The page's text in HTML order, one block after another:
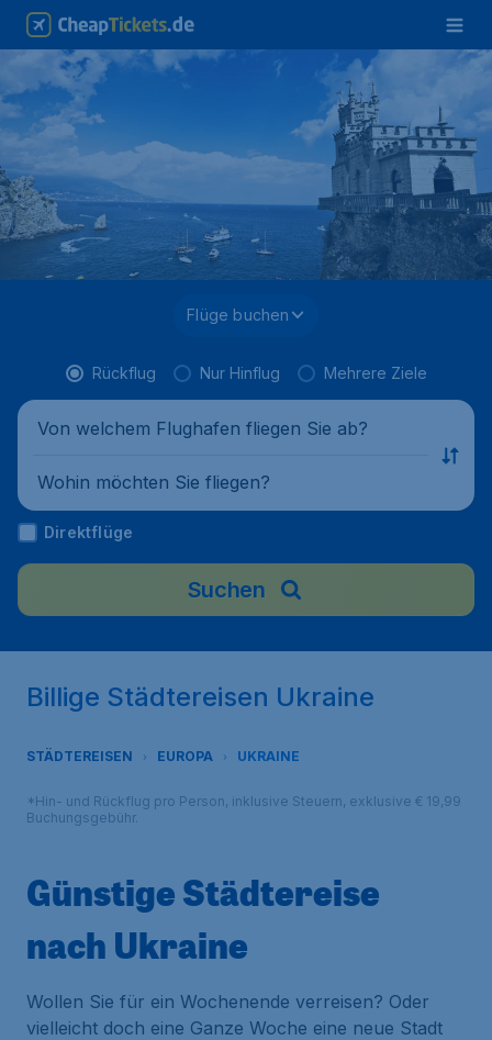
Flüge buchen
Rückflug Nur Hinflug Mehrere Ziele
Von welchem Flughafen fliegen Sie ab?
Wohin möchten Sie fliegen?
Direktflüge
Suchen
Billige Städtereisen Ukraine
STÄDTEREISEN EUROPA UKRAINE
*Hin- und Rückflug pro Person, inklusive Steuern, exklusive € 19,99
Buchungsgebühr.
Günstige Städtereise
nach Ukraine
Wollen Sie für ein Wochenende verreisen? Oder
vielleicht doch eine Ganze Woche eine neue Stadt